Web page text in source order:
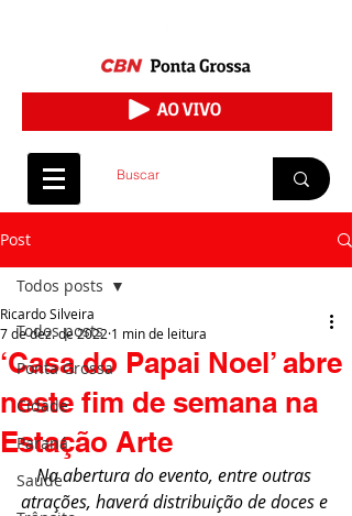
Post
Todos posts
Ponta Grossa
Cidade
Paraná
Saúde
Todos posts
‘Casa do Papai Noel’ abre
neste fim de semana na
Estação Arte
Ricardo Silveira
7 de dez. de 2022 1 min de leitura
Na abertura do evento, entre outras
atrações, haverá distribuição de doces e